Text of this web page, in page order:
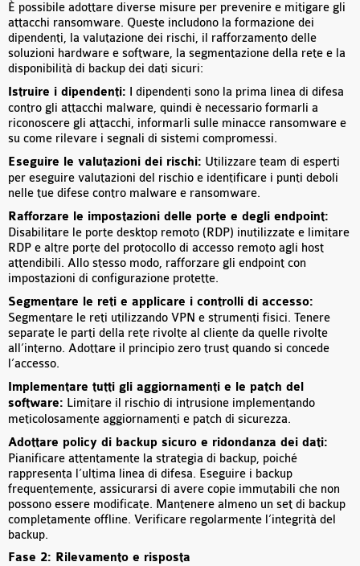
È possibile adottare diverse misure per prevenire e mitigare gli
attacchi ransomware. Queste includono la formazione dei
dipendenti, la valutazione dei rischi, il rafforzamento delle
soluzioni hardware e software, la segmentazione della rete e la
disponibilità di backup dei dati sicuri:
Istruire i dipendenti: I dipendenti sono la prima linea di difesa
contro gli attacchi malware, quindi è necessario formarli a
riconoscere gli attacchi, informarli sulle minacce ransomware e
su come rilevare i segnali di sistemi compromessi.
Eseguire le valutazioni dei rischi: Utilizzare team di esperti
per eseguire valutazioni del rischio e identificare i punti deboli
nelle tue difese contro malware e ransomware.
Rafforzare le impostazioni delle porte e degli endpoint:
Disabilitare le porte desktop remoto (RDP) inutilizzate e limitare
RDP e altre porte del protocollo di accesso remoto agli host
attendibili. Allo stesso modo, rafforzare gli endpoint con
impostazioni di configurazione protette.
Segmentare le reti e applicare i controlli di accesso:
Segmentare le reti utilizzando VPN e strumenti fisici. Tenere
separate le parti della rete rivolte al cliente da quelle rivolte
all’interno. Adottare il principio zero trust quando si concede
l’accesso.
Implementare tutti gli aggiornamenti e le patch del
software: Limitare il rischio di intrusione implementando
meticolosamente aggiornamenti e patch di sicurezza.
Adottare policy di backup sicuro e ridondanza dei dati:
Pianificare attentamente la strategia di backup, poiché
rappresenta l’ultima linea di difesa. Eseguire i backup
frequentemente, assicurarsi di avere copie immutabili che non
possono essere modificate. Mantenere almeno un set di backup
completamente offline. Verificare regolarmente l’integrità del
backup.
Fase 2: Rilevamento e risposta